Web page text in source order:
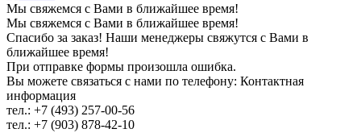
Мы свяжемся с Вами в ближайшее время!
Мы свяжемся с Вами в ближайшее время!
Спасибо за заказ! Наши менеджеры свяжутся с Вами в
ближайшее время!
При отправке формы произошла ошибка.
Вы можете связаться с нами по телефону: Контактная
информация
тел.: +7 (493) 257-00-56
тел.: +7 (903) 878-42-10